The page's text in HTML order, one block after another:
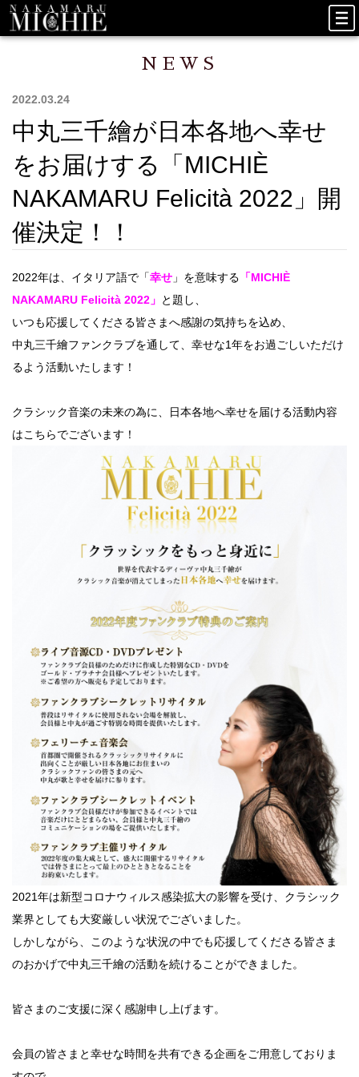
NEWS
2022.03.24
中丸三千繪が日本各地へ幸せ
をお届けする「MICHIÈ
NAKAMARU Felicità 2022」開
催決定！！
2022年は、イタリア語で「幸せ 」を意味する 「MICHIÈ
NAKAMARU Felicità 2022」 と題し、
いつも応援してくださる皆さまへ感謝の気持ちを込め、
中丸三千繪ファンクラブを通して、幸せな1年をお過ごしいただけ
るよう活動いたします！
クラシック音楽の未来の為に、日本各地へ幸せを届ける活動内容
はこちらでございます！
2021年は新型コロナウィルス感染拡大の影響を受け、クラシック
業界としても大変厳しい状況でございました。
しかしながら、このような状況の中でも応援してくださる皆さま
のおかげで中丸三千繪の活動を続けることができました。
皆さまのご支援に深く感謝申し上げます。
会員の皆さまと幸せな時間を共有できる企画をご用意しておりま